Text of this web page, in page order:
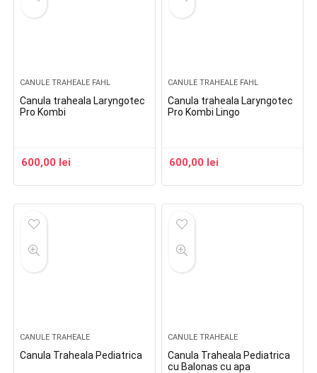
CANULE TRAHEALE FAHL
Canula traheala Laryngotec
Pro Kombi
600,00 lei
CANULE TRAHEALE FAHL
Canula traheala Laryngotec
Pro Kombi Lingo
600,00 lei
CANULE TRAHEALE
Canula Traheala Pediatrica
CANULE TRAHEALE
Canula Traheala Pediatrica
cu Balonas cu apa